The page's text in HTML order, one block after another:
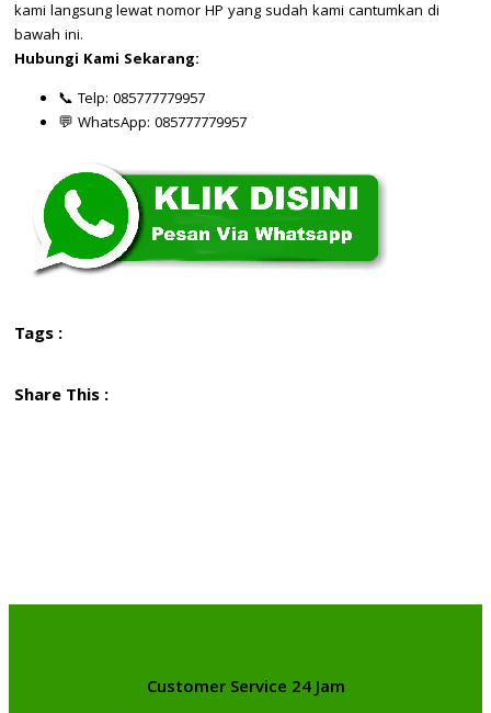
kami langsung lewat nomor HP yang sudah kami cantumkan di
bawah ini.
Hubungi Kami Sekarang:
📞 Telp: 085777779957
💬 WhatsApp: 085777779957
Tags :
Share This :
Customer Service 24 Jam